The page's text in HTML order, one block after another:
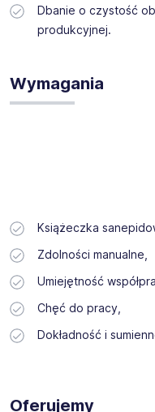
Dbanie o czystość
produkcyjnej.
Wymagania
Książeczka
Zdolności manualne,
Umiejętność
Chęć do pracy,
Dokładność i
Oferujemy